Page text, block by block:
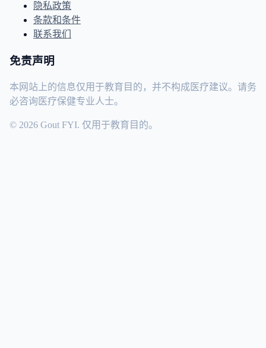
隐私政策
条款和条件
联系我们
免责声明
本网站上的信息仅用于教育目的，并不构成医疗建议。请务
必咨询医疗保健专业人士。
© 2026 Gout FYI. 仅用于教育目的。